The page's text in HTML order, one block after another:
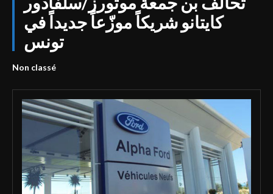
كايتانو شريكاً موزّعاً جديداً في
تونس
Non classé